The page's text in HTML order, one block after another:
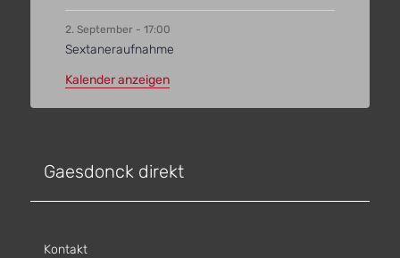
2. September - 17:00
Sextaneraufnahme
Kalender anzeigen
Gaesdonck direkt
Kontakt